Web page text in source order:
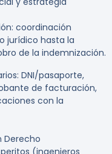
coordinación
jurídico hasta la
de la indemnización.
DNI/pasaporte,
de facturación,
con la
Derecho